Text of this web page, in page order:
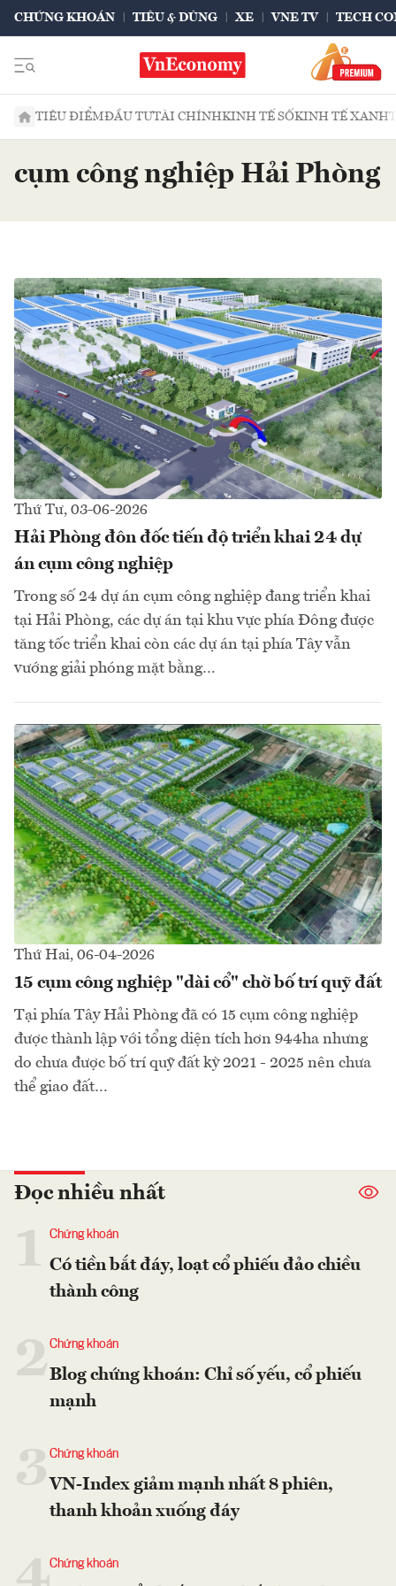
CHỨNG KHOÁN TIÊU & DÙNG XE VNE TV TECH
TIÊU ĐIỂMĐẦU TƯTÀI CHÍNHKINH TẾ SỐKINH TẾ XANH
cụm công nghiệp Hải Phòng
Thứ Tư, 03-06-2026
Hải Phòng đôn đốc tiến độ triển khai 24 dự
án cụm công nghiệp
Trong số 24 dự án cụm công nghiệp đang triển khai
tại Hải Phòng, các dự án tại khu vực phía Đông được
tăng tốc triển khai còn các dự án tại phía Tây vẫn
vướng giải phóng mặt bằng…
Thứ Hai, 06-04-2026
15 cụm công nghiệp "dài cổ" chờ bố trí quỹ đất
Tại phía Tây Hải Phòng đã có 15 cụm công nghiệp
được thành lập với tổng diện tích hơn 944ha nhưng
do chưa được bố trí quỹ đất kỳ 2021 - 2025 nên chưa
thể giao đất…
Đọc nhiều nhất
Chứng khoán
Có tiền bắt đáy, loạt cổ phiếu đảo chiều
thành công
2Chứng khoán
Blog chứng khoán: Chỉ số yếu, cổ phiếu
mạnh
Chứng khoán
VN-Index giảm mạnh nhất 8 phiên,
thanh khoản xuống đáy
Chứng khoán